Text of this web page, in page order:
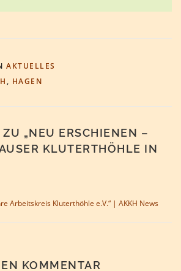
AKTUELLES
, HAGEN
„NEU ERSCHIENEN –
KLUTERTHÖHLE IN
Arbeitskreis Kluterthöhle e.V.“ | AKKH News
KOMMENTAR